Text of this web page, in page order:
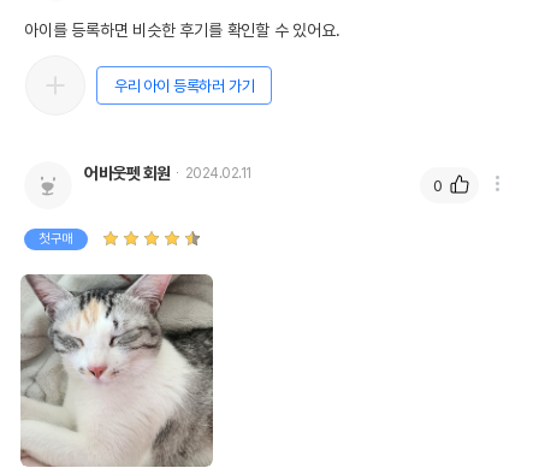
아이를 등록하면 비슷한 후기를 확인할 수 있어요.
우리 아이 등록하러 가기
어바웃펫 회원 2024.02.11
첫구매
0